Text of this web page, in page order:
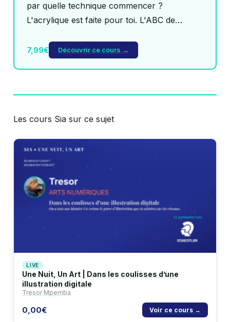
par quelle technique commencer ?
L'acrylique est faite pour toi. L'ABC de…
7,99€ Découvrir ce cours →
Les cours Sia sur ce sujet
LIVE
Une Nuit, Un Art | Dans les coulisses d’une
illustration digitale
Tresor Mpemba
0,00€ Voir ce cours →